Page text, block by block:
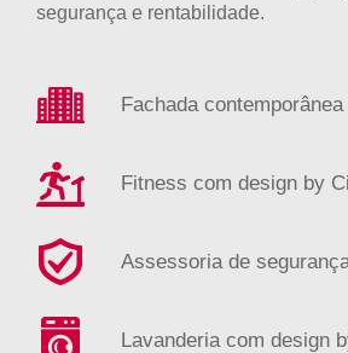
segurança e rentabilidade.
Fachada contemporânea
Fitness com design by
Assessoria de
Lavanderia com design